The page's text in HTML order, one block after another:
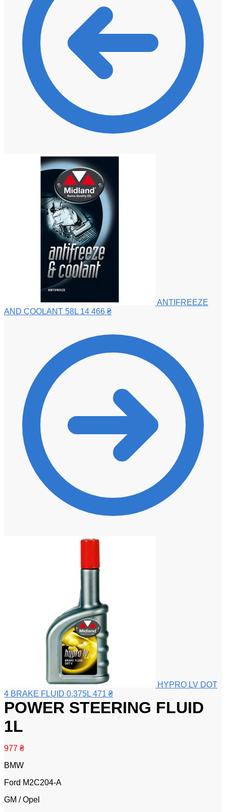
ANTIFREEZE
AND COOLANT 58L 14 466 ₴
HYPRO LV DOT
4 BRAKE FLUID 0,375L 471 ₴
POWER STEERING FLUID
1L
977 ₴
BMW
Ford M2C204-A
GM / Opel